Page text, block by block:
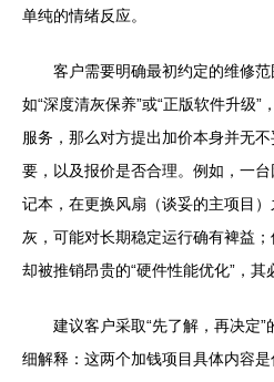
单纯的情绪反应。
客户需要明确最初约定的维修
如“深度清灰保养”或“正版软件升级
服务，那么对方提出加价本身并无
要，以及报价是否合理。例如，一
记本，在更换风扇（谈妥的主项目
灰，可能对长期稳定运行确有裨益
却被推销昂贵的“硬件性能优化”，其
建议客户采取“先了解，再决定
细解释：这两个加钱项目具体内容